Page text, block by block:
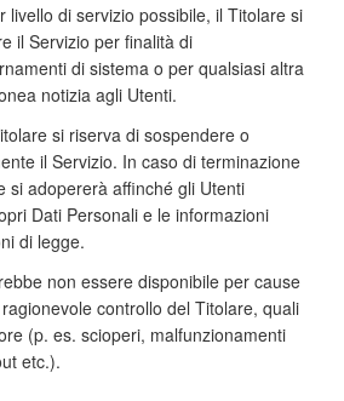
livello di servizio possibile, il Titolare si
il Servizio per finalità di
di sistema o per qualsiasi altra
notizia agli Utenti.
si riserva di sospendere o
il Servizio. In caso di terminazione
si adopererà affinché gli Utenti
Dati Personali e le informazioni
di legge.
non essere disponibile per cause
controllo del Titolare, quali
(p. es. scioperi, malfunzionamenti
etc.).